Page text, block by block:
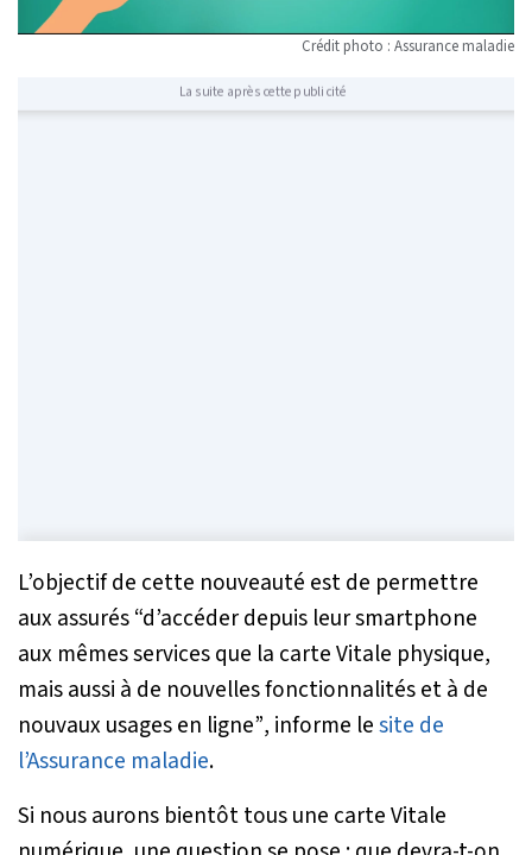
Crédit photo : Assurance maladie
La suite après cette publicité
L’objectif de cette nouveauté est de permettre
aux assurés“d’accéder depuis leur smartphone
aux mêmes services que la carte Vitale physique,
mais aussi à de nouvelles fonctionnalités et à de
nouvaux usages en ligne”, informe lesite de
l’Assurance maladie.
Si nous aurons bientôt tous une carte Vitale